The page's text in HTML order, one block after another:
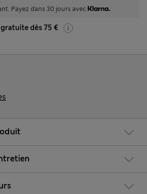
Payez dans 30 jours avec
dès 75 €